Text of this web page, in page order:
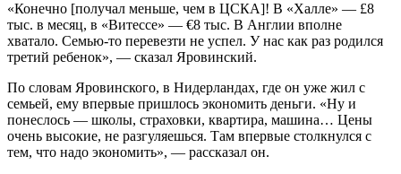
«Конечно [получал меньше, чем в ЦСКА]! В «Халле» — £8
тыс. в месяц, в «Витессе» — €8 тыс. В Англии вполне
хватало. Семью-то перевезти не успел. У нас как раз родился
третий ребенок», — сказал Яровинский.
По словам Яровинского, в Нидерландах, где он уже жил с
семьей, ему впервые пришлось экономить деньги. «Ну и
понеслось — школы, страховки, квартира, машина… Цены
очень высокие, не разгуляешься. Там впервые столкнулся с
тем, что надо экономить», — рассказал он.